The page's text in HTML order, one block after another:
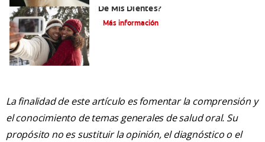
De Mis Dientes?
Más información
La finalidad de este artículo es fomentar la comprensión y
el conocimiento de temas generales de salud oral. Su
propósito no es sustituir la opinión, el diagnóstico o el